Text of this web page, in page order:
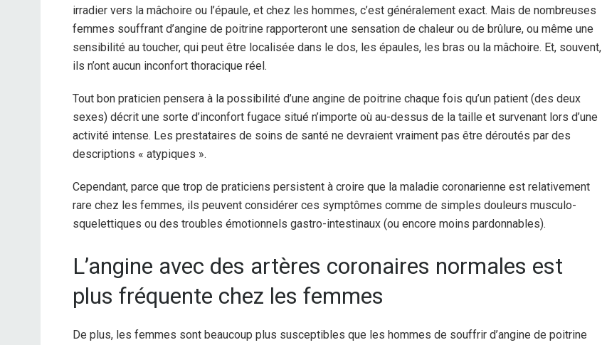
irradier vers la mâchoire ou l’épaule, et chez les hommes, c’est généralement exact. Mais de nombreuses
femmes souffrant d’angine de poitrine rapporteront une sensation de chaleur ou de brûlure, ou même une
sensibilité au toucher, qui peut être localisée dans le dos, les épaules, les bras ou la mâchoire. Et, souvent,
ils n’ont aucun inconfort thoracique réel.
Tout bon praticien pensera à la possibilité d’une angine de poitrine chaque fois qu’un patient (des deux
sexes) décrit une sorte d’inconfort fugace situé n’importe où au-dessus de la taille et survenant lors d’une
activité intense. Les prestataires de soins de santé ne devraient vraiment pas être déroutés par des
descriptions « atypiques ».
Cependant, parce que trop de praticiens persistent à croire que la maladie coronarienne est relativement
rare chez les femmes, ils peuvent considérer ces symptômes comme de simples douleurs musculo-
squelettiques ou des troubles émotionnels gastro-intestinaux (ou encore moins pardonnables).
L’angine avec des artères coronaires normales est
plus fréquente chez les femmes
De plus, les femmes sont beaucoup plus susceptibles que les hommes de souffrir d’angine de poitrine